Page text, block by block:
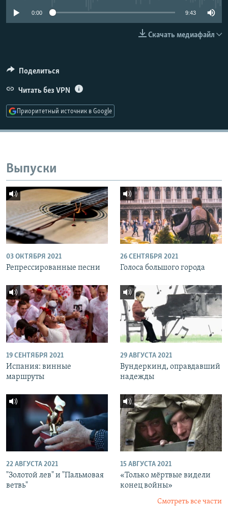
РАСПИСАНИЕ ВЕЩАНИЯ
0:00 9:43
Скачать медиафайл
Поделиться
Читать без VPN
Приоритетный источник в Google
Выпуски
03 ОКТЯБРЯ 2021
Репрессированные песни
26 СЕНТЯБРЯ 2021
Голоса большого города
19 СЕНТЯБРЯ 2021
Испания: винные
маршруты
29 АВГУСТА 2021
Вундеркинд, оправдавший
надежды
22 АВГУСТА 2021
"Золотой лев" и "Пальмовая
ветвь"
15 АВГУСТА 2021
«Только мёртвые видели
конец войны»
Смотреть все части